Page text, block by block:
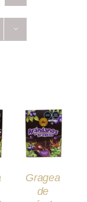
AÑADIR
AL
CARRITO
/
DETALLES
Gragea
de